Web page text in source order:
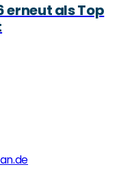
erneut als Top